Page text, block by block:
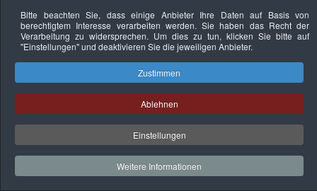
Datenschutzerklärung Urheberrechtsnachweise Nachhaltigkeit
Copyright © 2026. Bundesverband Deutscher
Sachverständiger und Fachgutachter e.V..
Bitte beachten Sie, dass einige Anbieter Ihre Daten auf Basis von
berechtigtem Interesse verarbeiten werden. Sie haben das Recht der
Verarbeitung zu widersprechen. Um dies zu tun, klicken Sie bitte auf
"Einstellungen"und deaktivieren Sie die jeweiligen Anbieter.
Zustimmen
Ablehnen
Einstellungen
Weitere Informationen